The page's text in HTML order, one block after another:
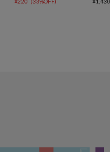
¥220 (33%OFF) ¥